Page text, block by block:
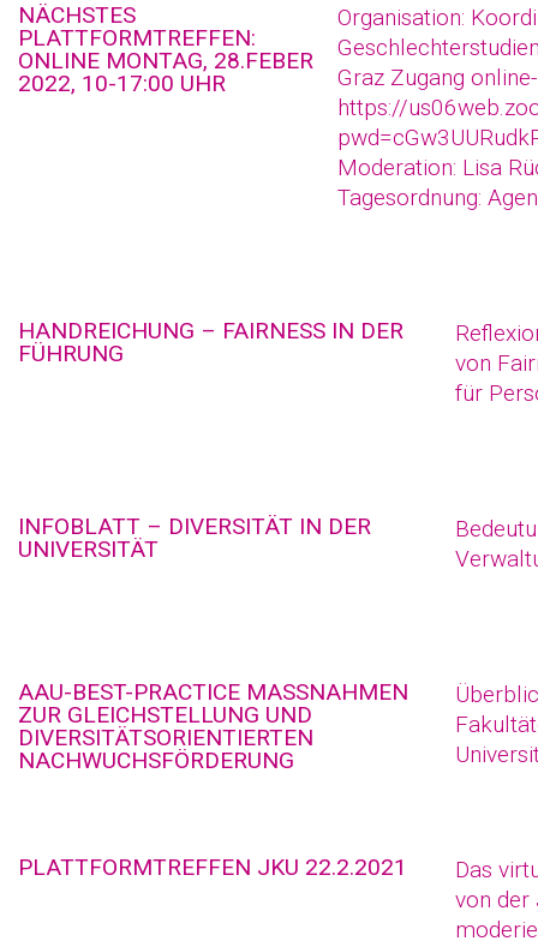
NÄCHSTES
PLATTFORMTREFFEN:
ONLINE MONTAG, 28.FEBER
2022, 10-17:00 UHR
Organisation:
Graz Zugang
https://
Moderation: Lisa
Tagesordnung:
HANDREICHUNG – FAIRNESS IN DER
FÜHRUNG
von
für
INFOBLATT – DIVERSITÄT IN DER
UNIVERSITÄT
AAU-BEST-PRACTICE MASSNAHMEN Z
UR GLEICHSTELLUNG UND D
IVERSITÄTSORIENTIERTEN N
ACHWUCHSFÖRDERUNG
PLATTFORMTREFFEN JKU 22.2.2021
Das
von der